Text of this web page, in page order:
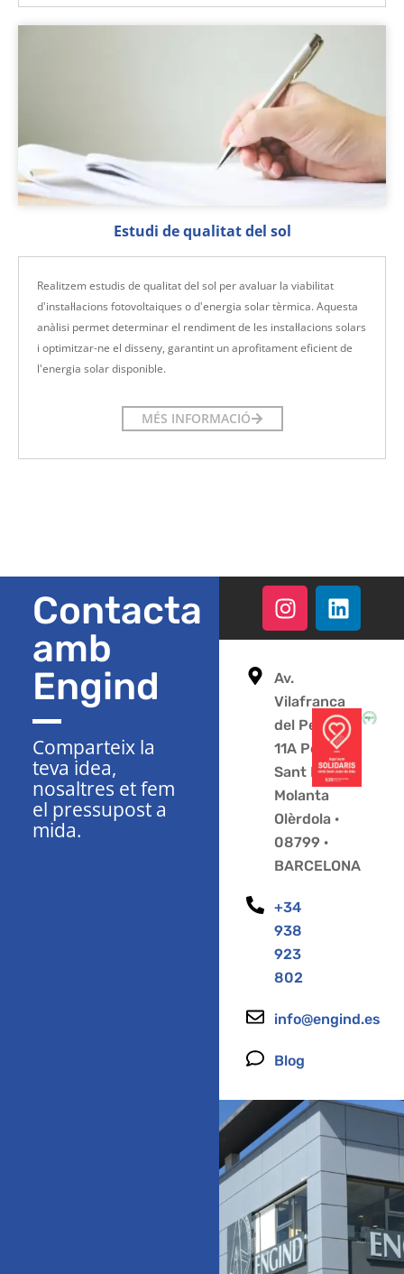
Estudi de qualitat del sol
Realitzem estudis de qualitat del sol per avaluar la viabilitat
d'instal·lacions fotovoltaiques o d'energia solar tèrmica. Aquesta
anàlisi permet determinar el rendiment de les instal·lacions solars
i optimitzar-ne el disseny, garantint un aprofitament eficient de
l'energia solar disponible.
MÉS INFORMACIÓ
Contacta
amb
Engind
Comparteix la
teva idea,
nosaltres et fem
el pressupost a
mida.
Av.
Vilafranca
del Penedès
11A Polígon
Sant Pere
Molanta
Olèrdola ·
08799 ·
BARCELONA
+34
938
923
802
info@engind.es
Blog